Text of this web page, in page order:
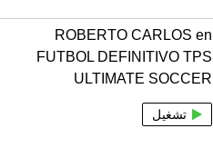
ROBERTO CARLOS en
FUTBOL DEFINITIVO TPS
ULTIMATE SOCCER
تشغيل